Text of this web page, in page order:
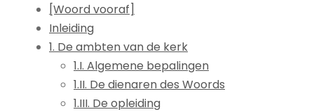
[Woord vooraf]
Inleiding
1. De ambten van de kerk
1.I. Algemene bepalingen
1.II. De dienaren des Woords
1.III. De opleiding